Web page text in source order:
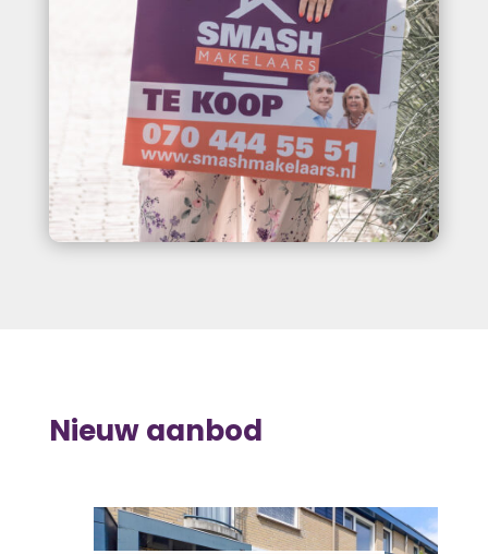
Nieuw aanbod